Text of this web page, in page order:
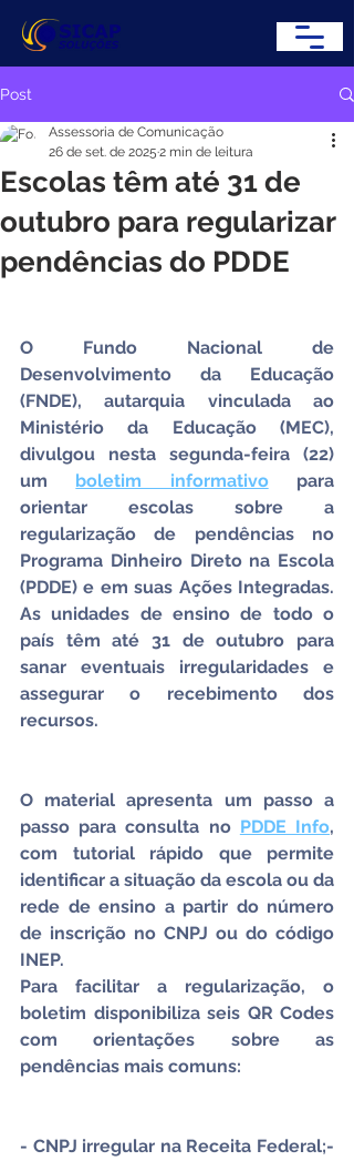
Post
Escolas têm até 31 de
outubro para regularizar
pendências do PDDE
Assessoria de Comunicação
26 de set. de 2025 2 min de leitura
O Fundo Nacional de
Desenvolvimento da Educação
(FNDE), autarquia vinculada ao
Ministério da Educação (MEC),
divulgou nesta segunda-feira (22)
um boletim informativo para
orientar escolas sobre a
regularização de pendências no
Programa Dinheiro Direto na Escola
(PDDE) e em suas Ações Integradas.
As unidades de ensino de todo o
país têm até 31 de outubro para
sanar eventuais irregularidades e
assegurar o recebimento dos
recursos.
O material apresenta um passo a
passo para consulta no PDDE Info,
com tutorial rápido que permite
identificar a situação da escola ou da
rede de ensino a partir do número
de inscrição no CNPJ ou do código
INEP.
Para facilitar a regularização, o
boletim disponibiliza seis QR Codes
com orientações sobre as
pendências mais comuns:
- CNPJ irregular na Receita Federal;-